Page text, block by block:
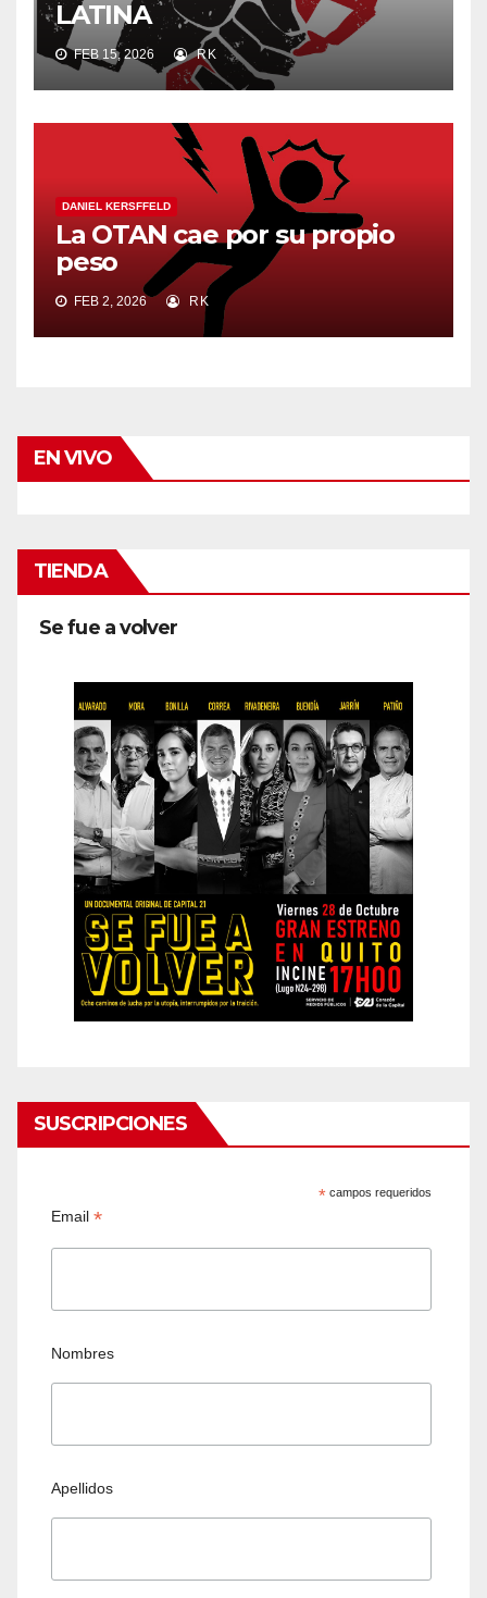
LATINA
FEB 15, 2026 RK
DANIEL KERSFFELD
La OTAN cae por su propio
peso
FEB 2, 2026 RK
EN VIVO
TIENDA
Se fue a volver
SUSCRIPCIONES
* campos requeridos
Email*
Nombres
Apellidos